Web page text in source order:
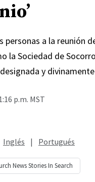
personas a la reunión
la Sociedad de
y
p.m. MST
Inglés | Portugués
NewsStories In Search